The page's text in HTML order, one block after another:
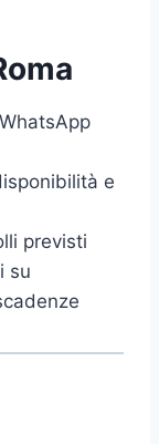
e
previsti
su